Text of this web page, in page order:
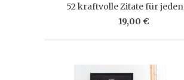
52 kraftvolle Zitate für
19,00 €